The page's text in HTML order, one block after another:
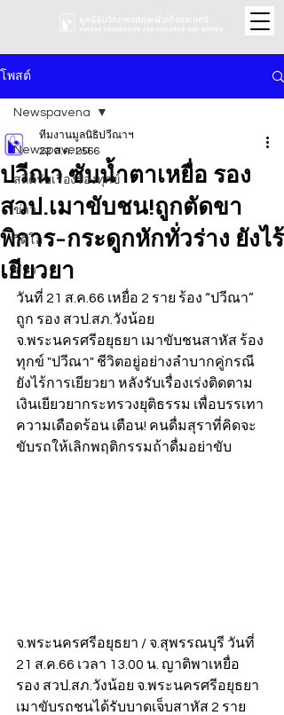
โพสต์
Newspavena
สถิติรับเรื่องร้องทุกข์
ข่าว
วิดีโอ
ข่าว
Newspavena
ปวีณา ซับน้ำตาเหยื่อ รอง
สวป.เมาขับชน!ถูกตัดขา
พิการ-กระดูกหักทั่วร่าง ยังไร้
เยียวยา
ทีมงานมูลนิธิปวีณาฯ
22 ส.ค. 2566
วันที่ 21 ส.ค.66 เหยื่อ 2 ราย ร้อง “ปวีณา”
ถูก รอง สวป.สภ.วังน้อย
จ.พระนครศรีอยุธยา เมาขับชนสาหัส ร้อง
ทุกข์ "ปวีณา" ชีวิตอยู่อย่างลำบากคู่กรณี
ยังไร้การเยียวยา หลังรับเรื่องเร่งติดตาม
เงินเยียวยากระทรวงยุติธรรม เพื่อบรรเทา
ความเดือดร้อน เตือน! คนดื่มสุราที่คิดจะ
ขับรถให้เลิกพฤติกรรมถ้าดื่มอย่าขับ
จ.พระนครศรีอยุธยา / จ.สุพรรณบุรี วันที่
21 ส.ค.66 เวลา 13.00 น. ญาติพาเหยื่อ
รอง สวป.สภ.วังน้อย จ.พระนครศรีอยุธยา
เมาขับรถชนได้รับบาดเจ็บสาหัส 2 ราย